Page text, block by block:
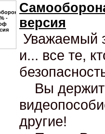
версия
Уважаемый
и... все те,
Вы
другие!